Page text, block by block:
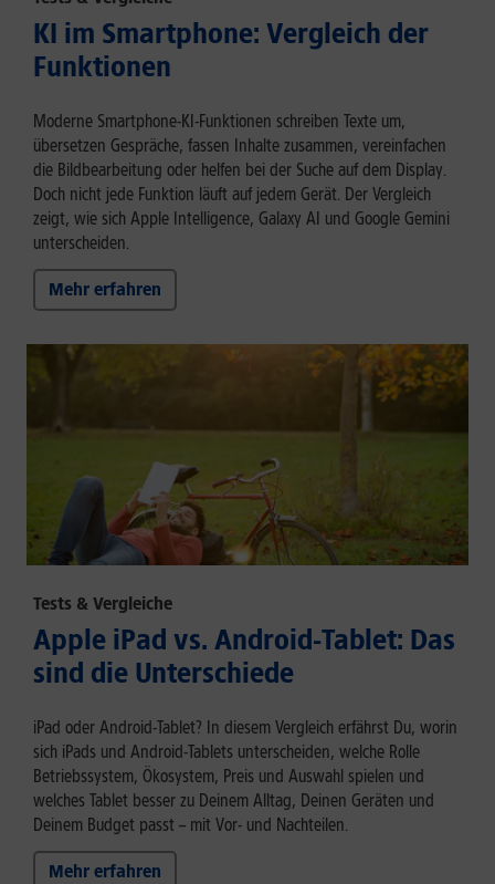
KI im Smartphone: Vergleich der
Funktionen
Moderne Smartphone-KI-Funktionen schreiben Texte um,
übersetzen Gespräche, fassen Inhalte zusammen, vereinfachen
die Bildbearbeitung oder helfen bei der Suche auf dem Display.
Doch nicht jede Funktion läuft auf jedem Gerät. Der Vergleich
zeigt, wie sich Apple Intelligence, Galaxy AI und Google Gemini
unterscheiden.
Mehr erfahren
Tests & Vergleiche
Apple iPad vs. Android-Tablet: Das
sind die Unterschiede
iPad oder Android-Tablet? In diesem Vergleich erfährst Du, worin
sich iPads und Android-Tablets unterscheiden, welche Rolle
Betriebssystem, Ökosystem, Preis und Auswahl spielen und
welches Tablet besser zu Deinem Alltag, Deinen Geräten und
Deinem Budget passt – mit Vor- und Nachteilen.
Mehr erfahren